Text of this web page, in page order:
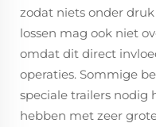
zodat niets onder
lossen mag ook niet
omdat dit direct
operaties. Sommige
speciale trailers nodig
hebben met zeer